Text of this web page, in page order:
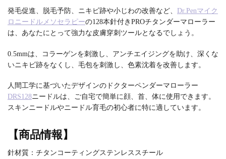
発毛促進、脱毛予防、ニキビ跡や小じわの改善など、 Dr.Penマイク
ロニードルメソセラピーの128本針付きPROチタンダーマローラー
は、あなたにとって強力な皮膚穿刺ツールとなるでしょう。
0.5mmは、コラーゲンを刺激し、アンチエイジングを助け、深くな
いニキビ跡をなくし、毛包を刺激し、色素沈着を改善します。
人間工学に基づいたデザインのドクターペンダーマローラー
DRS128ニードルは、ご自宅で簡単に顔、首、体に使用できます。
スキンニードルやニードル育毛の初心者に特に適しています。
【商品情報】
針材質：チタンコーティングステンレススチール